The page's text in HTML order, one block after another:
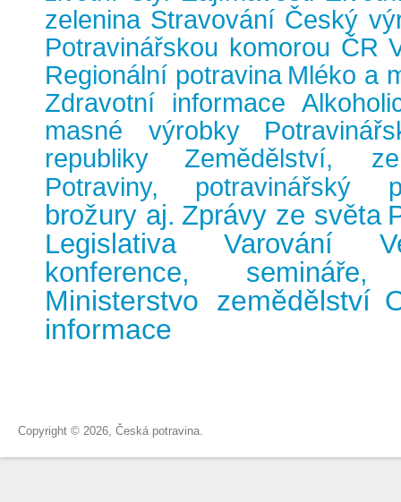
zelenina Stravování Český
Potravinářskou komorou ČR
Regionální potravina Mléko a
Zdravotní informace
masné výrobky
republiky
Zemědělství,
Potraviny, potravinářský
brožury aj. Zprávy ze světa
Legislativa
Varování
konference,
Ministerstvo zemědělství
informace
Copyright © 2026, Česká potravina.